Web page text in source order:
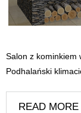
Salon z kominkiem
Podhalański
READ MORE